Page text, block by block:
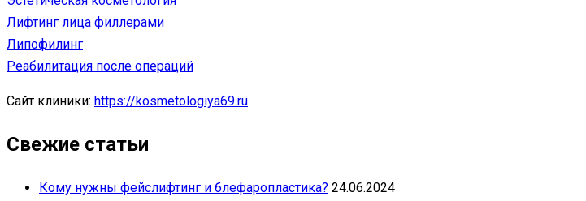
Лифтинг лица филлерами
Липофилинг
Реабилитация после операций
Сайт клиники: https://kosmetologiya69.ru
Свежие статьи
Кому нужны фейслифтинг и блефаропластика? 24.06.2024